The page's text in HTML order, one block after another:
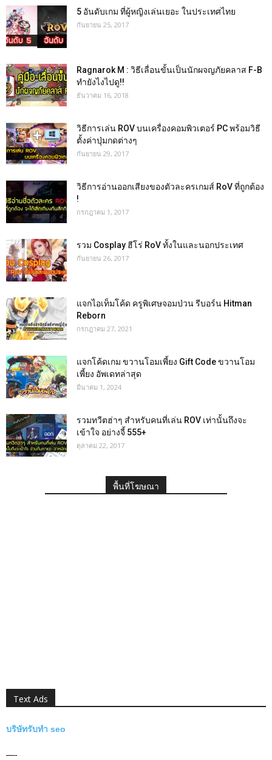
5 อันดับเกม ที่ผู้หญิงเล่นเยอะ ในประเทศไทย
กันยายน 25, 2017
Ragnarok M : วิธีเลื่อนขั้นเป็นนักผจญภัยคลาส F-B
ทำยังไงไปดู!!
ธันวาคม 16, 2018
วิธีการเล่น ROV บนเครื่องคอมพิวเตอร์ PC พร้อมวิธี
ตั้งค่าปุ่มกดต่างๆ
กันยายน 29, 2017
วิธีการอ่านออกเสียงของตัวละครเกมส์ RoV ที่ถูกต้อง
!
กรกฎาคม 1, 2017
รวม Cosplay ฮีโร่ RoV ทั้งในและนอกประเทศ
กันยายน 26, 2017
แจกไอเท็มโค้ด ครูพิเศษจอมป่วน รีบอร์น Hitman
Reborn
กรกฎาคม 27, 2021
แจกโค้ดเกม ขวานโอมเพี้ยง Gift Code ขวานโอม
เพี้ยง อัพเดทล่าสุด
มีนาคม 1, 2024
รวมทวีตฮ่าๆ สำหรับคนที่เล่น ROV เท่านั้นถึงจะ
เข้าใจ อย่างจี้ 555+
ตุลาคม 22, 2017
พื้นที่โฆษณา
Text Ads
บริษัทรับทำ seo
—-